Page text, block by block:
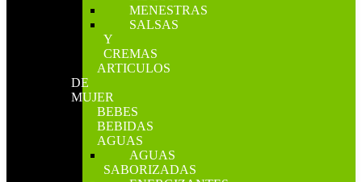
MENESTRAS
SALSAS
Y
CREMAS
ARTICULOS
DE
MUJER
BEBES
BEBIDAS
AGUAS
AGUAS
SABORIZADAS